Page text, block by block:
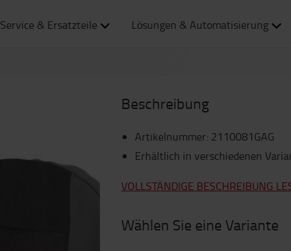
Service & Ersatzteile Lösungen & Automatisierung
Beschreibung
Artikelnummer: 2110081GAG
Erhältlich in verschiedenen
VOLLSTÄNDIGE BESCHREIBUNG
Wählen Sie eine Variante